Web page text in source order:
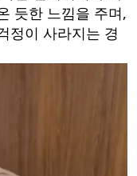
듯한 느낌을 주며,
정이 사라지는 경